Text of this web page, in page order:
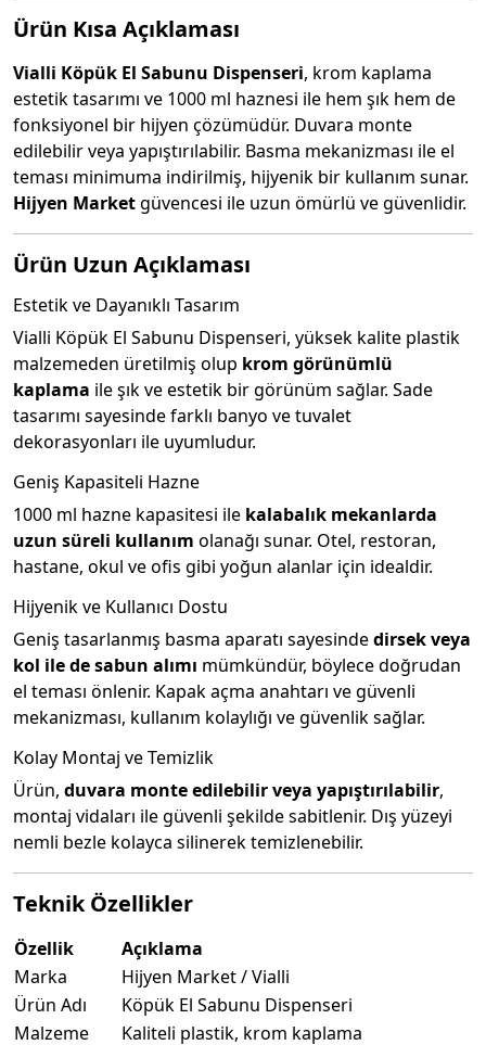
Ürün Kısa Açıklaması
Vialli Köpük El Sabunu Dispenseri, krom kaplama
estetik tasarımı ve 1000 ml haznesi ile hem şık hem de
fonksiyonel bir hijyen çözümüdür. Duvara monte
edilebilir veya yapıştırılabilir. Basma mekanizması ile el
teması minimuma indirilmiş, hijyenik bir kullanım sunar.
Hijyen Marketgüvencesi ile uzun ömürlü ve güvenlidir.
Ürün Uzun Açıklaması
Estetik ve Dayanıklı Tasarım
Vialli Köpük El Sabunu Dispenseri, yüksek kalite plastik
malzemeden üretilmiş olup krom görünümlü
kaplama ile şık ve estetik bir görünüm sağlar. Sade
tasarımı sayesinde farklı banyo ve tuvalet
dekorasyonları ile uyumludur.
Geniş Kapasiteli Hazne
1000 ml hazne kapasitesi ile kalabalık mekanlarda
uzun süreli kullanım olanağı sunar. Otel, restoran,
hastane, okul ve ofis gibi yoğun alanlar için idealdir.
Hijyenik ve Kullanıcı Dostu
Geniş tasarlanmış basma aparatı sayesindedirsek veya
kol ile de sabun alımı mümkündür, böylece doğrudan
el teması önlenir. Kapak açma anahtarı ve güvenli
mekanizması, kullanım kolaylığı ve güvenlik sağlar.
Kolay Montaj ve Temizlik
Ürün, duvara monte edilebilir veya yapıştırılabilir,
montaj vidaları ile güvenli şekilde sabitlenir. Dış yüzeyi
nemli bezle kolayca silinerek temizlenebilir.
Teknik Özellikler
Özellik
Açıklama
Marka
Hijyen Market / Vialli
Ürün Adı
Köpük El Sabunu Dispenseri
Malzeme
Kaliteli plastik, krom kaplama